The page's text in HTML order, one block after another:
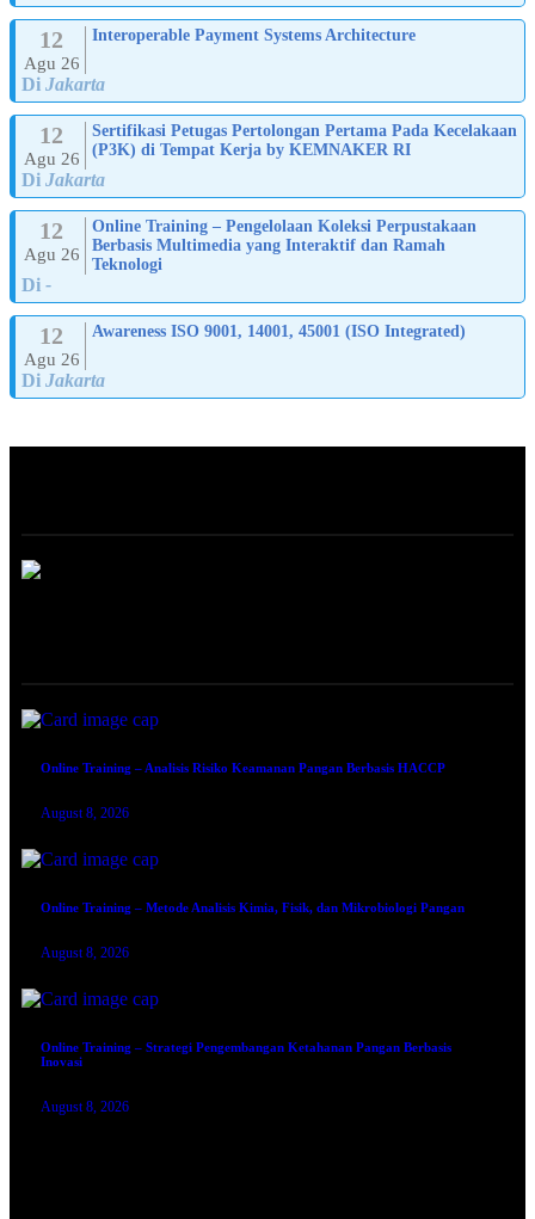
12
Agu 26
Interoperable Payment Systems Architecture
Di Jakarta
12
Agu 26
Sertifikasi Petugas Pertolongan Pertama Pada Kecelakaan
(P3K) di Tempat Kerja by KEMNAKER RI
Di Jakarta
12
Agu 26
Online Training – Pengelolaan Koleksi Perpustakaan
Berbasis Multimedia yang Interaktif dan Ramah
Teknologi
Di -
12
Agu 26
Awareness ISO 9001, 14001, 45001 (ISO Integrated)
Di Jakarta
Online Training – Analisis Risiko Keamanan Pangan Berbasis HACCP
August 8, 2026
Online Training – Metode Analisis Kimia, Fisik, dan Mikrobiologi Pangan
August 8, 2026
Online Training – Strategi Pengembangan Ketahanan Pangan Berbasis
Inovasi
August 8, 2026